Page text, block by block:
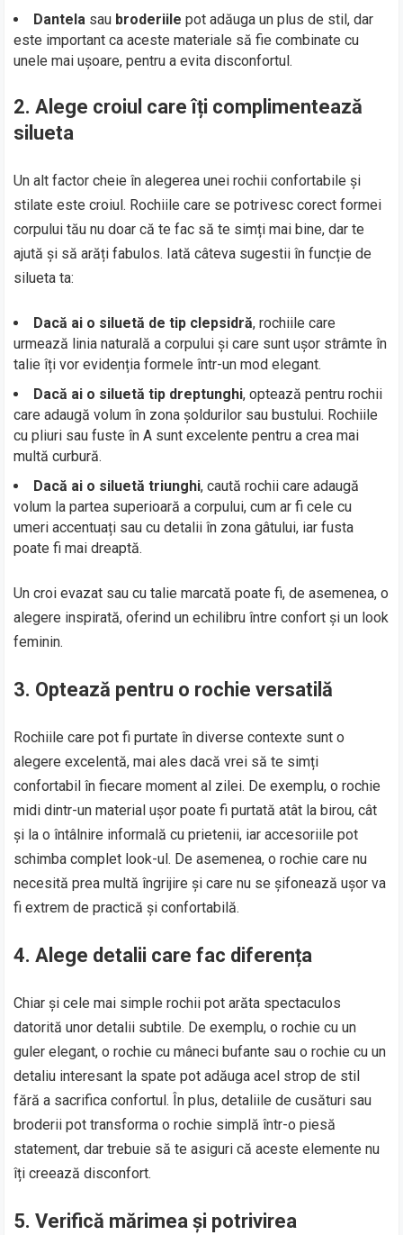
Dantela sau broderiile pot adăuga un plus de stil, dar
este important ca aceste materiale să fie combinate cu
unele mai ușoare, pentru a evita disconfortul.
2. Alege croiul care îți complimentează
silueta
Un alt factor cheie în alegerea unei rochii confortabile și
stilate este croiul. Rochiile care se potrivesc corect formei
corpului tău nu doar că te fac să te simți mai bine, dar te
ajută și să arăți fabulos. Iată câteva sugestii în funcție de
silueta ta:
Dacă ai o siluetă de tip clepsidră, rochiile care
urmează linia naturală a corpului și care sunt ușor strâmte în
talie îți vor evidenția formele într-un mod elegant.
Dacă ai o siluetă tip dreptunghi, optează pentru rochii
care adaugă volum în zona șoldurilor sau bustului. Rochiile
cu pliuri sau fuste în A sunt excelente pentru a crea mai
multă curbură.
Dacă ai o siluetă triunghi, caută rochii care adaugă
volum la partea superioară a corpului, cum ar fi cele cu
umeri accentuați sau cu detalii în zona gâtului, iar fusta
poate fi mai dreaptă.
Un croi evazat sau cu talie marcată poate fi, de asemenea, o
alegere inspirată, oferind un echilibru între confort și un look
feminin.
3. Optează pentru o rochie versatilă
Rochiile care pot fi purtate în diverse contexte sunt o
alegere excelentă, mai ales dacă vrei să te simți
confortabil în fiecare moment al zilei. De exemplu, o rochie
midi dintr-un material ușor poate fi purtată atât la birou, cât
și la o întâlnire informală cu prietenii, iar accesoriile pot
schimba complet look-ul. De asemenea, o rochie care nu
necesită prea multă îngrijire și care nu se șifonează ușor va
fi extrem de practică și confortabilă.
4. Alege detalii care fac diferența
Chiar și cele mai simple rochii pot arăta spectaculos
datorită unor detalii subtile. De exemplu, o rochie cu un
guler elegant, o rochie cu mâneci bufante sau o rochie cu un
detaliu interesant la spate pot adăuga acel strop de stil
fără a sacrifica confortul. În plus, detaliile de cusături sau
broderii pot transforma o rochie simplă într-o piesă
statement, dar trebuie să te asiguri că aceste elemente nu
îți creează disconfort.
5. Verifică mărimea și potrivirea